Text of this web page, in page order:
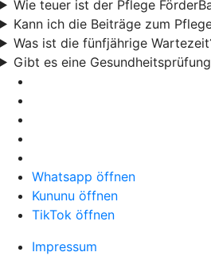
Wie teuer ist der Pflege
Kann ich die Beiträge zum
Was ist die fünfjährige
Gibt es eine
Whatsapp öffnen
Kununu öffnen
TikTok öffnen
Impressum